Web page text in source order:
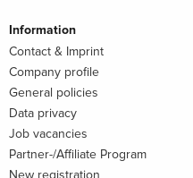
Information
Contact & Imprint
Company profile
General policies
Data privacy
Job vacancies
Partner-/Affiliate Program